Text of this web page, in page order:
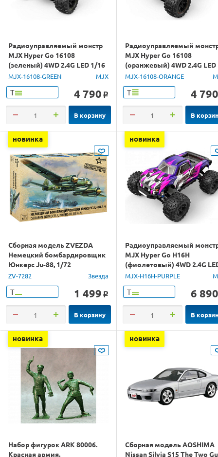
Радиоуправляемый монстр
MJX Hyper Go 16108
(зеленый) 4WD 2.4G LED 1/16
RTR
MJX-16108-GREEN MJX
Т 4 790 o
В корзину
Радиоуправляемый
MJX Hyper Go 16108
(оранжевый) 4WD 2.4G LED
1/16 RTR
MJX-16108-ORANGE
Т 4 790
В
новинка
Сборная модель ZVEZDA
Немецкий бомбардировщик
Юнкерс Ju-88, 1/72
ZV-7282 Звезда
Т 1 499 o
В корзину
новинка
Радиоуправляемый
MJX Hyper Go H16H
(фиолетовый) 4WD 2.4G
GPS 1/16 RTR
MJX-H16H-PURPLE
Т 6 890
В
новинка
Набор фигурок ARK 80006.
Красная армия.
новинка
Сборная модель AOSHIMA
Nissan Silvia S15 The Two